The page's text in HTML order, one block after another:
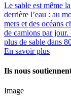
Le sable est même
derrière l’eau : au
mers et des océans
de camions par
plus de sable dans
En savoir plus
Ils nous
Image